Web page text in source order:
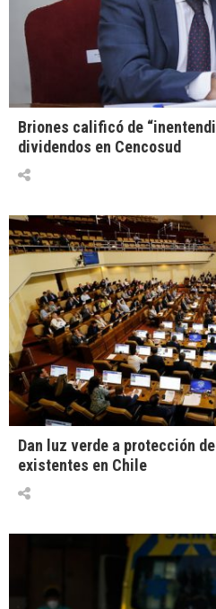
Briones calificó de
dividendos en Cencosud
Dan luz verde a protección
existentes en Chile